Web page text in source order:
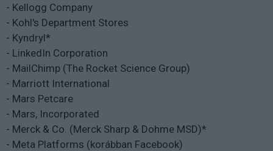
- Kellogg Company
- Kohl's Department Stores
- Kyndryl*
- LinkedIn Corporation
- MailChimp (The Rocket Science Group)
- Marriott International
- Mars Petcare
- Mars, Incorporated
- Merck & Co. (Merck Sharp & Dohme MSD)*
- Meta Platforms (korábban Facebook)